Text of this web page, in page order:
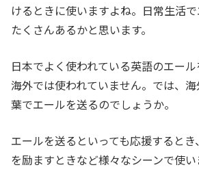
けるときに使いますよね。日常生活
たくさんあるかと思います。
日本でよく使われている英語のエー
海外では使われていません。では、
葉でエールを送るのでしょうか。
エールを送るといっても応援すると
を励ますときなど様々なシーンで使い